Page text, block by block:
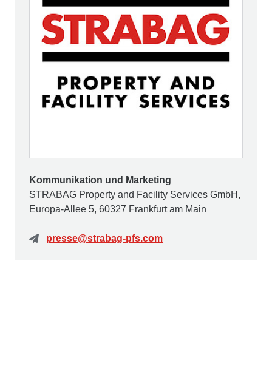
Kommunikation und Marketing
STRABAG Property and Facility Services GmbH,
Europa-Allee 5, 60327 Frankfurt am Main
presse@strabag-pfs.com